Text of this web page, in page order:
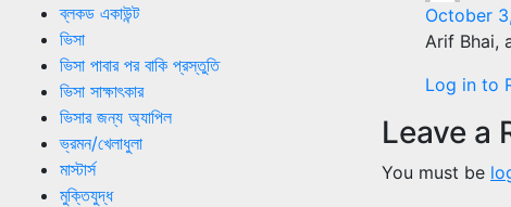
ব্লকড একাউন্ট
ভিসা
ভিসা পাবার পর বাকি প্রস্তুতি
ভিসা সাক্ষাৎকার
ভিসার জন্য অ্যাপিল
ভ্রমন/খেলাধুলা
মাস্টার্স
মুক্তিযুদ্ধ
October
Arif Bhai,
Log in to
Leave a
You must be